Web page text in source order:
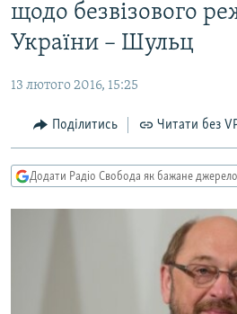
до
основної
Перейти
пошуку
ПОЛІТИКА
КУЛЬТУРА
СПОРТ
ВІЙНА
ДОНБАС.РЕАЛІЇ
КРИМ.РЕАЛІЇ
ТИ ЯК?
щодо безвізового
України – Шульц
13 лютого 2016, 15:25
Поділитись Читати без
Додати Радіо Свобода як бажане